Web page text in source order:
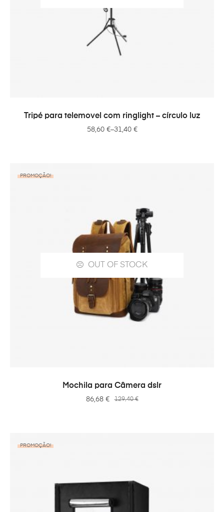
VER OPÇÕES
Tripé para telemovel com ringlight – círculo luz
31,40 €
–
58,60 €
OUT OF STOCK
PROMOÇÃO!
VER OPÇÕES
Mochila para Câmera dslr
129,40€
86,68 €
PROMOÇÃO!